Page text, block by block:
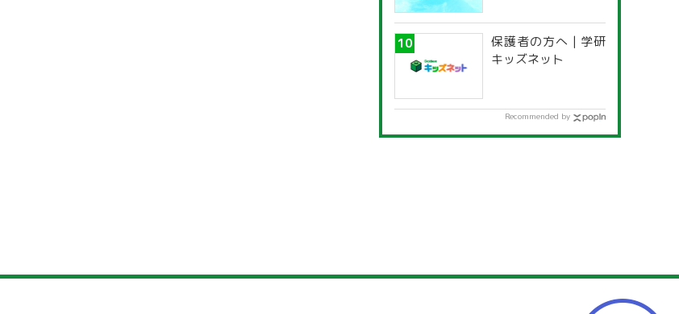
道府県別「夏季休暇
一覧」
保護者の方へ | 学研
キッズネット
Recommended by